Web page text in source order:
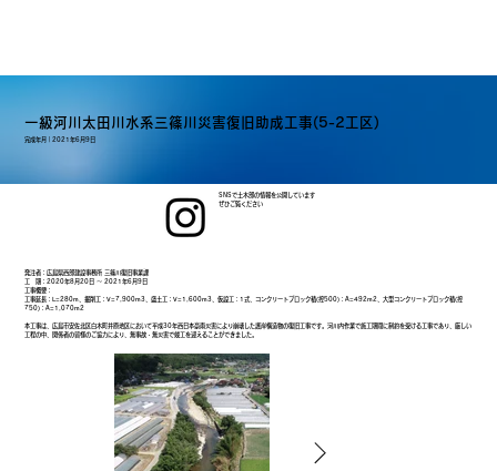
一級河川太田川水系三篠川災害復旧助成工事(5-2工区)
完成年月｜2021年6月9日
SNSで土木部の情報を公開しています
ぜひご覧ください
発注者：広島県西部建設事務所 三篠川復旧事業課
工 期：2020年8月20日 ～ 2021年6月9日
工事概要：
工事延長：L=280m、掘削工：V=7,900m3、盛土工：V=1,600m3、仮設工：1式、コンクリートブロック積(控500)：A=492m2、大型コンクリートブロック積(控
750)：A=1,070m2
本工事は、広島市安佐北区白木町井原地区において平成30年西日本豪雨災害により崩壊した護岸構造物の復旧工事です。河川内作業で施工期間に制約を受ける工事であり、厳しい
工程の中、関係者の皆様のご協力により、無事故・無災害で竣工を迎えることができました。